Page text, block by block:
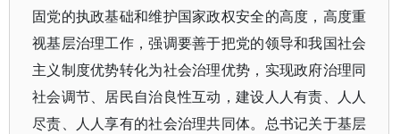
固党的执政基础和维护国家政权安全的高度，高度重
视基层治理工作，强调要善于把党的领导和我国社会
主义制度优势转化为社会治理优势，实现政府治理同
社会调节、居民自治良性互动，建设人人有责、人人
尽责、人人享有的社会治理共同体。总书记关于基层